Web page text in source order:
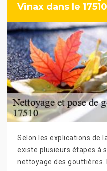
Vinax dans le 17510
Selon les explications de
existe plusieurs étapes à
nettoyage des gouttières.